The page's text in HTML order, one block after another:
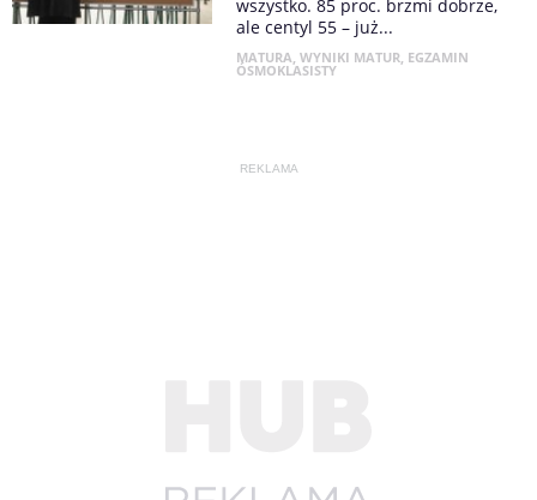
wszystko. 85 proc. brzmi dobrze,
ale centyl 55 – już...
MATURA, WYNIKI MATUR, EGZAMIN
ÓSMOKLASISTY
REKLAMA